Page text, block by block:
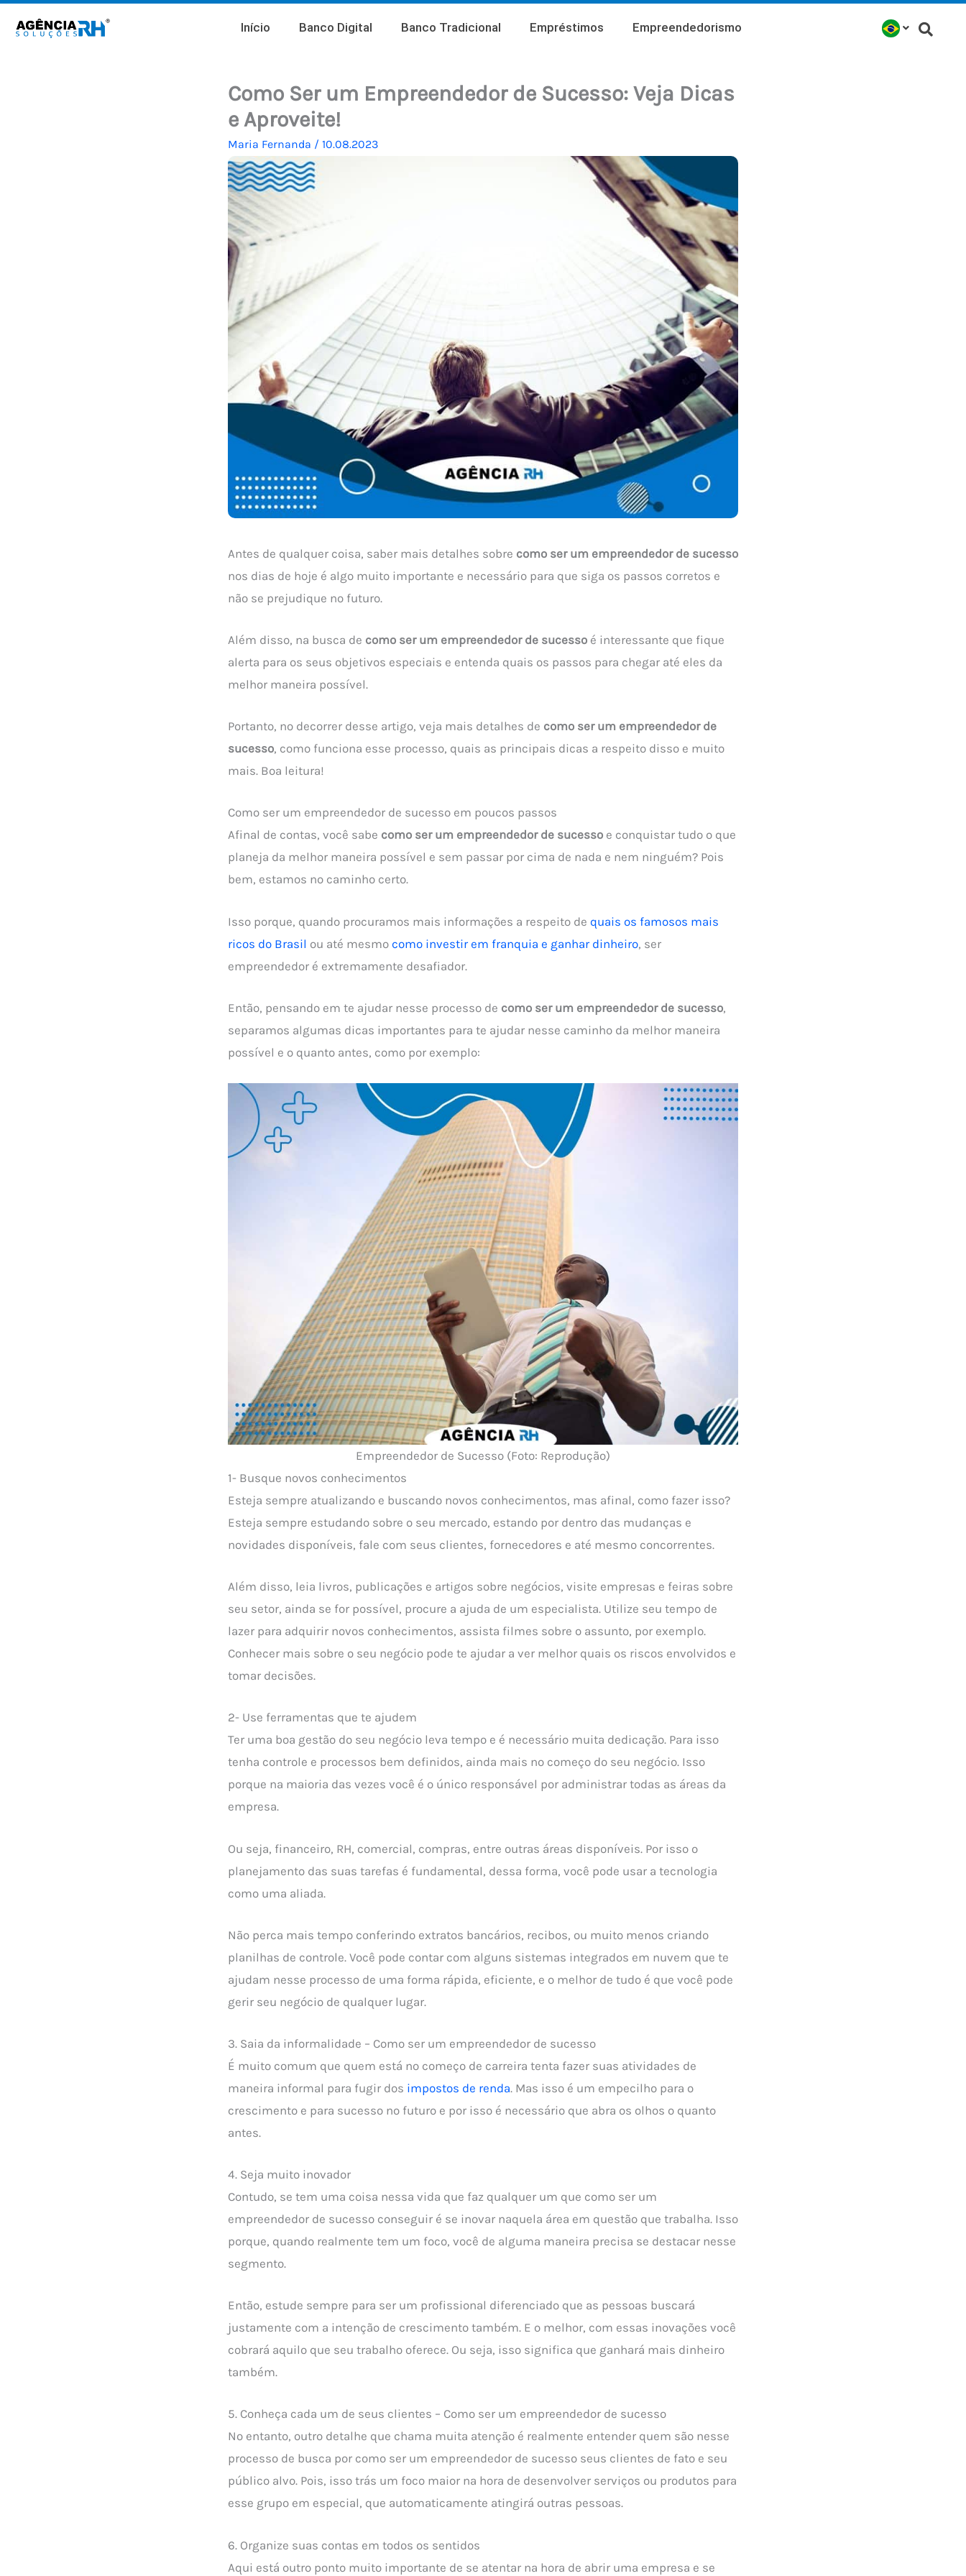
para
Início Banco Digital Banco Tradicional Empréstimos Empreendedorismo
Como Ser um Empreendedor de Sucesso: Veja Dicas
e Aproveite!
Maria Fernanda / 10.08.2023
Antes de qualquer coisa, saber mais detalhes sobre como ser um empreendedor de sucesso
nos dias de hoje é algo muito importante e necessário para que siga os passos corretos e
não se prejudique no futuro.
Além disso, na busca de como ser um empreendedor de sucesso é interessante que fique
alerta para os seus objetivos especiais e entenda quais os passos para chegar até eles da
melhor maneira possível.
Portanto, no decorrer desse artigo, veja mais detalhes de como ser um empreendedor de
sucesso, como funciona esse processo, quais as principais dicas a respeito disso e muito
mais. Boa leitura!
Como ser um empreendedor de sucesso em poucos passos
Afinal de contas, você sabe como ser um empreendedor de sucesso e conquistar tudo o que
planeja da melhor maneira possível e sem passar por cima de nada e nem ninguém? Pois
bem, estamos no caminho certo.
Isso porque, quando procuramos mais informações a respeito de quais os famosos mais
ricos do Brasil ou até mesmo como investir em franquia e ganhar dinheiro, ser
empreendedor é extremamente desafiador.
Então, pensando em te ajudar nesse processo de como ser um empreendedor de sucesso,
separamos algumas dicas importantes para te ajudar nesse caminho da melhor maneira
possível e o quanto antes, como por exemplo:
Empreendedor de Sucesso (Foto: Reprodução)
1- Busque novos conhecimentos
Esteja sempre atualizando e buscando novos conhecimentos, mas afinal, como fazer isso?
Esteja sempre estudando sobre o seu mercado, estando por dentro das mudanças e
novidades disponíveis, fale com seus clientes, fornecedores e até mesmo concorrentes.
Além disso, leia livros, publicações e artigos sobre negócios, visite empresas e feiras sobre
seu setor, ainda se for possível, procure a ajuda de um especialista. Utilize seu tempo de
lazer para adquirir novos conhecimentos, assista filmes sobre o assunto, por exemplo.
Conhecer mais sobre o seu negócio pode te ajudar a ver melhor quais os riscos envolvidos e
tomar decisões.
2- Use ferramentas que te ajudem
Ter uma boa gestão do seu negócio leva tempo e é necessário muita dedicação. Para isso
tenha controle e processos bem definidos, ainda mais no começo do seu negócio. Isso
porque na maioria das vezes você é o único responsável por administrar todas as áreas da
empresa.
Ou seja, financeiro, RH, comercial, compras, entre outras áreas disponíveis. Por isso o
planejamento das suas tarefas é fundamental, dessa forma, você pode usar a tecnologia
como uma aliada.
Não perca mais tempo conferindo extratos bancários, recibos, ou muito menos criando
planilhas de controle. Você pode contar com alguns sistemas integrados em nuvem que te
ajudam nesse processo de uma forma rápida, eficiente, e o melhor de tudo é que você pode
gerir seu negócio de qualquer lugar.
3. Saia da informalidade – Como ser um empreendedor de sucesso
É muito comum que quem está no começo de carreira tenta fazer suas atividades de
maneira informal para fugir dos impostos de renda. Mas isso é um empecilho para o
crescimento e para sucesso no futuro e por isso é necessário que abra os olhos o quanto
antes.
4. Seja muito inovador
Contudo, se tem uma coisa nessa vida que faz qualquer um que como ser um
empreendedor de sucesso conseguir é se inovar naquela área em questão que trabalha. Isso
porque, quando realmente tem um foco, você de alguma maneira precisa se destacar nesse
segmento.
Então, estude sempre para ser um profissional diferenciado que as pessoas buscará
justamente com a intenção de crescimento também. E o melhor, com essas inovações você
cobrará aquilo que seu trabalho oferece. Ou seja, isso significa que ganhará mais dinheiro
também.
5. Conheça cada um de seus clientes – Como ser um empreendedor de sucesso
No entanto, outro detalhe que chama muita atenção é realmente entender quem são nesse
processo de busca por como ser um empreendedor de sucesso seus clientes de fato e seu
público alvo. Pois, isso trás um foco maior na hora de desenvolver serviços ou produtos para
esse grupo em especial, que automaticamente atingirá outras pessoas.
6. Organize suas contas em todos os sentidos
Aqui está outro ponto muito importante de se atentar na hora de abrir uma empresa e se